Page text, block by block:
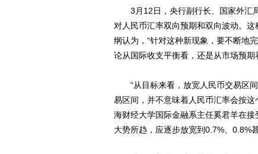
3月12日，央行副行长、国家外汇局
对人民币汇率双向预期和双向波动。
纲认为，“针对这种新现象，要不断地
论从国际收支平衡看，还是从市场预期
“从目标来看，放宽人民币交易区间
易区间，并不意味着人民币汇率会按
海财经大学国际金融系主任奚君羊在
大势所趋，应逐步放宽到0.7%、0.8%